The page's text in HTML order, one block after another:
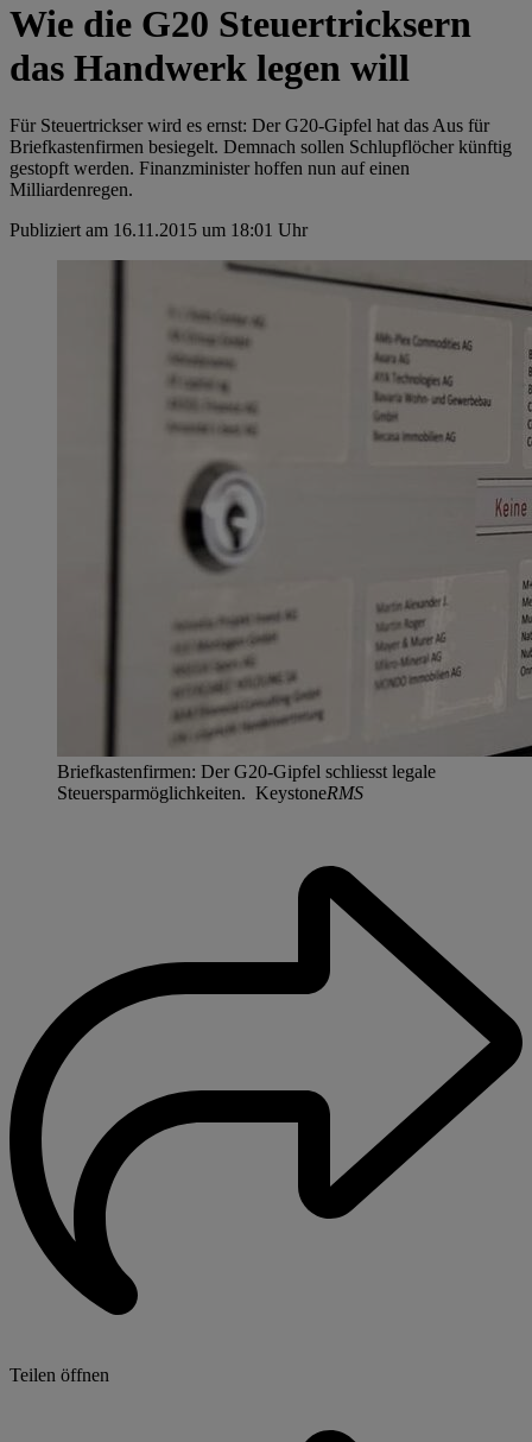
Wie die G20 Steuertricksern
das Handwerk legen will
Für Steuertrickser wird es ernst: Der G20-Gipfel hat das Aus für
Briefkastenfirmen besiegelt. Demnach sollen Schlupflöcher künftig
gestopft werden. Finanzminister hoffen nun auf einen
Milliardenregen.
Publiziert am 16.11.2015 um 18:01 Uhr
Briefkastenfirmen: Der G20-Gipfel schliesst legale
Steuersparmöglichkeiten. KeystoneRMS
Teilen öffnen